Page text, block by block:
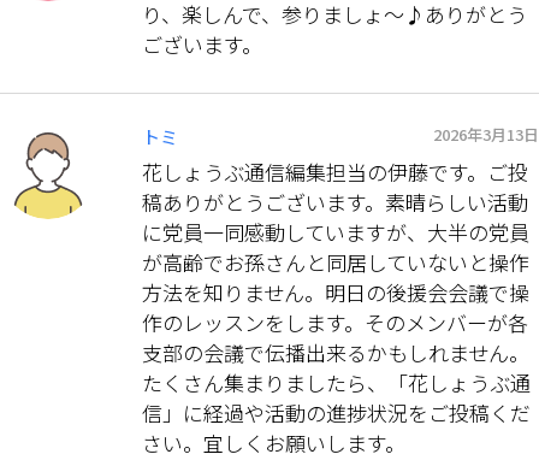
り、楽しんで、参りましょ〜♪ありがとう
ございます。
トミ 2026年3月13日
花しょうぶ通信編集担当の伊藤です。ご投
稿ありがとうございます。素晴らしい活動
に党員一同感動していますが、大半の党員
が高齢でお孫さんと同居していないと操作
方法を知りません。明日の後援会会議で操
作のレッスンをします。そのメンバーが各
支部の会議で伝播出来るかもしれません。
たくさん集まりましたら、「花しょうぶ通
信」に経過や活動の進捗状況をご投稿くだ
さい。宜しくお願いします。